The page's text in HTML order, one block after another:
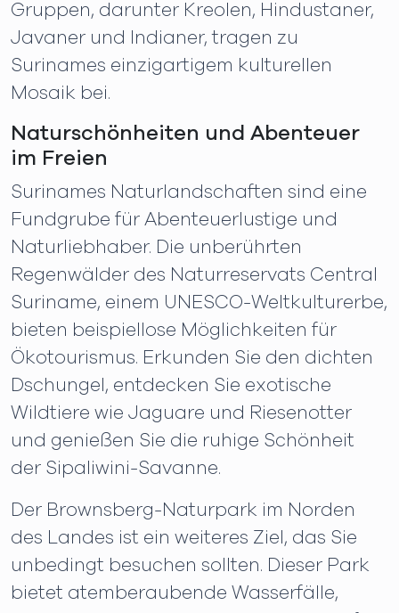
Gruppen, darunter Kreolen, Hindustaner,
Javaner und Indianer, tragen zu
Surinames einzigartigem kulturellen
Mosaik bei.
Naturschönheiten und Abenteuer
im Freien
Surinames Naturlandschaften sind eine
Fundgrube für Abenteuerlustige und
Naturliebhaber. Die unberührten
Regenwälder des Naturreservats Central
Suriname, einem UNESCO-Weltkulturerbe,
bieten beispiellose Möglichkeiten für
Ökotourismus. Erkunden Sie den dichten
Dschungel, entdecken Sie exotische
Wildtiere wie Jaguare und Riesenotter
und genießen Sie die ruhige Schönheit
der Sipaliwini-Savanne.
Der Brownsberg-Naturpark im Norden
des Landes ist ein weiteres Ziel, das Sie
unbedingt besuchen sollten. Dieser Park
bietet atemberaubende Wasserfälle,